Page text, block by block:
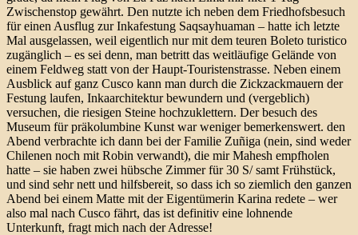
Zwischenstop gewährt. Den nutzte ich neben dem Friedhofsbesuch
für einen Ausflug zur Inkafestung Saqsayhuaman – hatte ich letzte
Mal ausgelassen, weil eigentlich nur mit dem teuren Boleto turistico
zugänglich – es sei denn, man betritt das weitläufige Gelände von
einem Feldweg statt von der Haupt-Touristenstrasse. Neben einem
Ausblick auf ganz Cusco kann man durch die Zickzackmauern der
Festung laufen, Inkaarchitektur bewundern und (vergeblich)
versuchen, die riesigen Steine hochzuklettern. Der besuch des
Museum für präkolumbine Kunst war weniger bemerkenswert. den
Abend verbrachte ich dann bei der Familie Zuñiga (nein, sind weder
Chilenen noch mit Robin verwandt), die mir Mahesh empfholen
hatte – sie haben zwei hübsche Zimmer für 30 S/ samt Frühstück,
und sind sehr nett und hilfsbereit, so dass ich so ziemlich den ganzen
Abend bei einem Matte mit der Eigentümerin Karina redete – wer
also mal nach Cusco fährt, das ist definitiv eine lohnende
Unterkunft, fragt mich nach der Adresse!